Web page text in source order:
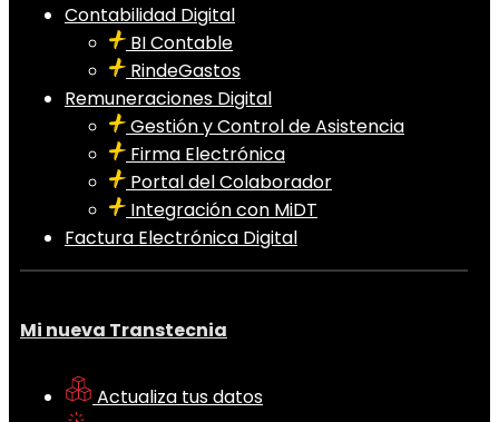
Contabilidad Digital
BI Contable
RindeGastos
Remuneraciones Digital
Gestión y Control de Asistencia
Firma Electrónica
Portal del Colaborador
Integración con MiDT
Factura Electrónica Digital
Mi nueva Transtecnia
Actualiza tus datos